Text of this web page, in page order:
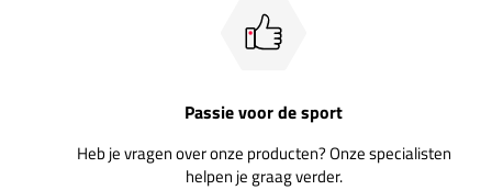
Passie voor de sport
Heb je vragen over onze producten? Onze specialisten
helpen je graag verder.